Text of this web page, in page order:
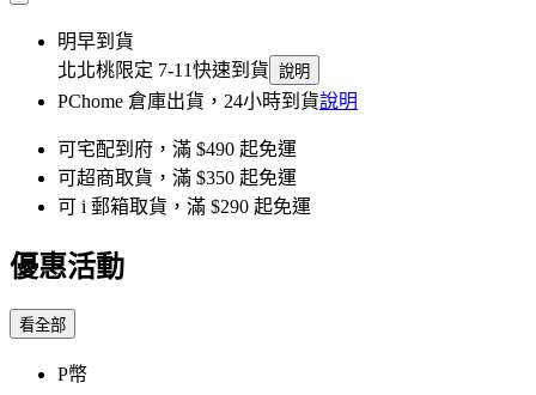
明早到貨
北北桃限定 7-11快速到貨 說明
PChome 倉庫出貨，24小時到貨說明
可宅配到府，滿 $490 起免運
可超商取貨，滿 $350 起免運
可 i 郵箱取貨，滿 $290 起免運
優惠活動
看全部
P幣